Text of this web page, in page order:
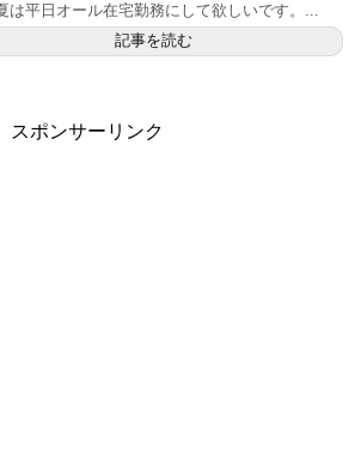
は平日オール在宅勤務にして欲しいです。...
記事を読む
スポンサーリンク